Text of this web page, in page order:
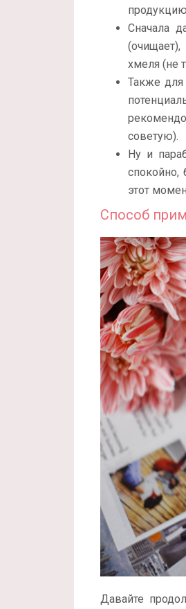
Сначала
хмеля (не
Также для
советую).
Ну и
спокойно,
этот
Способ
Давайте